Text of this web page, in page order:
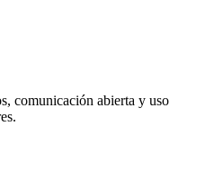
comunicación abierta y uso